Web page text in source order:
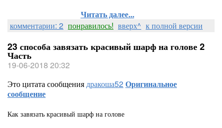
Читать далее...
комментарии: 2 понравилось! вверх^ к полной версии
23 способа завязать красивый шарф на голове 2
Часть
19-06-2018 20:32
Это цитата сообщениядракоша52Оригинальное
сообщение
Как завязать красивый шарф на голове